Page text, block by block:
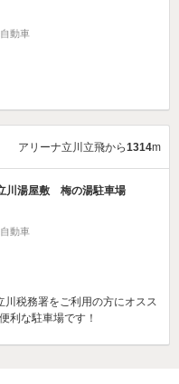
動車
アリーナ立川立飛から1314m
川湯屋敷 梅の湯駐車場
動車
税務署をご利用の方にオスス
利な駐車場です！